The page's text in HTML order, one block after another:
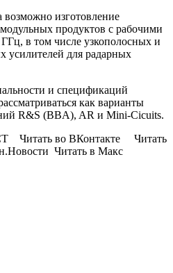
возможно изготовление
продуктов с рабочими
в том числе узкополосных и
усилителей для радарных
и спецификаций
как варианты
R&S (BBA), AR и Mini-Cicuits.
Читать во ВКонтакте Читать
Читать в Макс